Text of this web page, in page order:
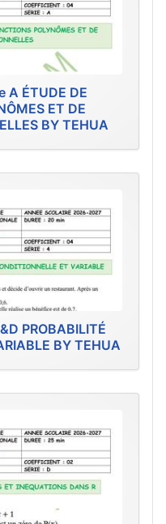
A ÉTUDE DE
ET DE
BY TEHUA
PROBABILITÉ
BY TEHUA